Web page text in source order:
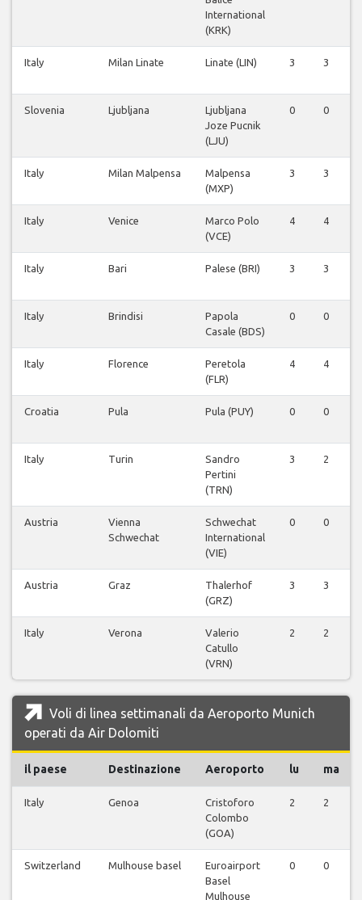
International
(KRK)
Italy Milan Linate Linate (LIN) 3 3
Slovenia Ljubljana
Ljubljana
Joze Pucnik
(LJU)
0 0
Italy Milan Malpensa
Malpensa
(MXP)
3 3
Italy Venice
Marco Polo
(VCE)
4 4
Italy Bari Palese (BRI) 3 3
Italy Brindisi
Papola
Casale (BDS)
0 0
Italy Florence
Peretola
(FLR)
4 4
Croatia Pula Pula (PUY) 0 0
Italy Turin
Sandro
Pertini
(TRN)
3 2
Austria
Vienna
Schwechat
Schwechat
International
(VIE)
0 0
Austria Graz
Thalerhof
(GRZ)
3 3
Italy Verona
Valerio
Catullo
(VRN)
2 2
Voli di linea settimanali da Aeroporto Munich
operati da Air Dolomiti
il paese Destinazione Aeroporto lu ma
Italy Genoa
Cristoforo
Colombo
(GOA)
2 2
Switzerland Mulhouse basel
Euroairport
Basel
Mulhouse
0 0